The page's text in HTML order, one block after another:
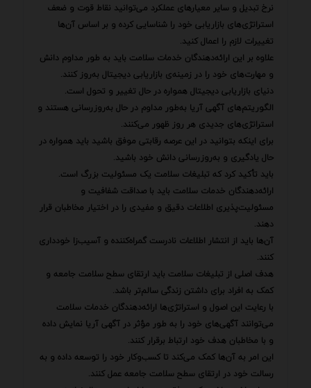
نرخ تبدیل و سایر معیارهای عملکرد می‌توانید نقاط قوت و ضعف
استراتژی‌های بازاریابی خود را شناسایی کرده و بر اساس آن‌ها
تغییرات لازم را اعمال کنید.
علاوه بر این ارائه‌دهندگان خدمات سلامت باید به طور مداوم دانش
و مهارت‌های خود را در زمینه‌ی بازاریابی دیجیتال به‌روز کنند.
دنیای بازاریابی دیجیتال همواره در حال تغییر و تحول است.
الگوریتم‌های آگهی آریا به‌طور مداوم در حال به‌روزرسانی هستند و
استراتژی‌های جدیدی هر روز ظهور می‌کنند.
برای اینکه بتوانید در این عرصه رقابتی موفق باشید باید همواره در
حال یادگیری و به‌روزرسانی دانش خود باشید.
باید تأکید کرد که تبلیغات سلامت یک مسئولیت بزرگ است.
ارائه‌دهندگان خدمات سلامت باید با صداقت شفافیت و
مسئولیت‌پذیری اطلاعات دقیق و مفیدی را در اختیار مخاطبان قرار
دهند.
آن‌ها باید از انتشار اطلاعات نادرست گمراه‌کننده و آسیب‌زا خودداری
کنند.
هدف اصلی از تبلیغات سلامت باید ارتقای سطح سلامت جامعه و
کمک به افراد برای داشتن زندگی سالم‌تر باشد.
با رعایت این اصول و استراتژی‌ها ارائه‌دهندگان خدمات سلامت
می‌توانند آگهی‌های خود را به طور مؤثر در آگهی آریا نمایش داده
و با مخاطبان هدف خود ارتباط برقرار کنند.
این امر به آن‌ها کمک می‌کند تا کسب‌وکار خود را توسعه داده و به
رسالت خود در ارتقای سطح سلامت جامعه عمل کنند.